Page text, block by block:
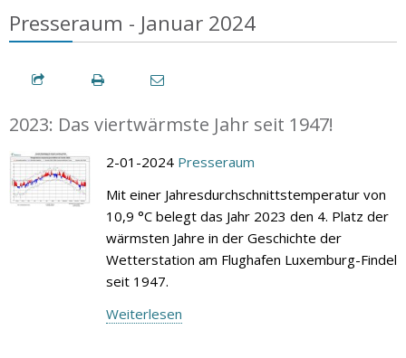
Presseraum - Januar 2024
2023: Das viertwärmste Jahr seit 1947!
2-01-2024 Presseraum
Mit einer Jahresdurchschnittstemperatur von
10,9 °C belegt das Jahr 2023 den 4. Platz der
wärmsten Jahre in der Geschichte der
Wetterstation am Flughafen Luxemburg-Findel
seit 1947.
Weiterlesen